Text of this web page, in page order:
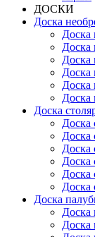
ДОСКИ
Доска
Доска
Доска
Доска
Доска
Доска
Доска
Доска
Доска
Доска
Доска
Доска
Доска
Доска
Доска
Доска
Доска